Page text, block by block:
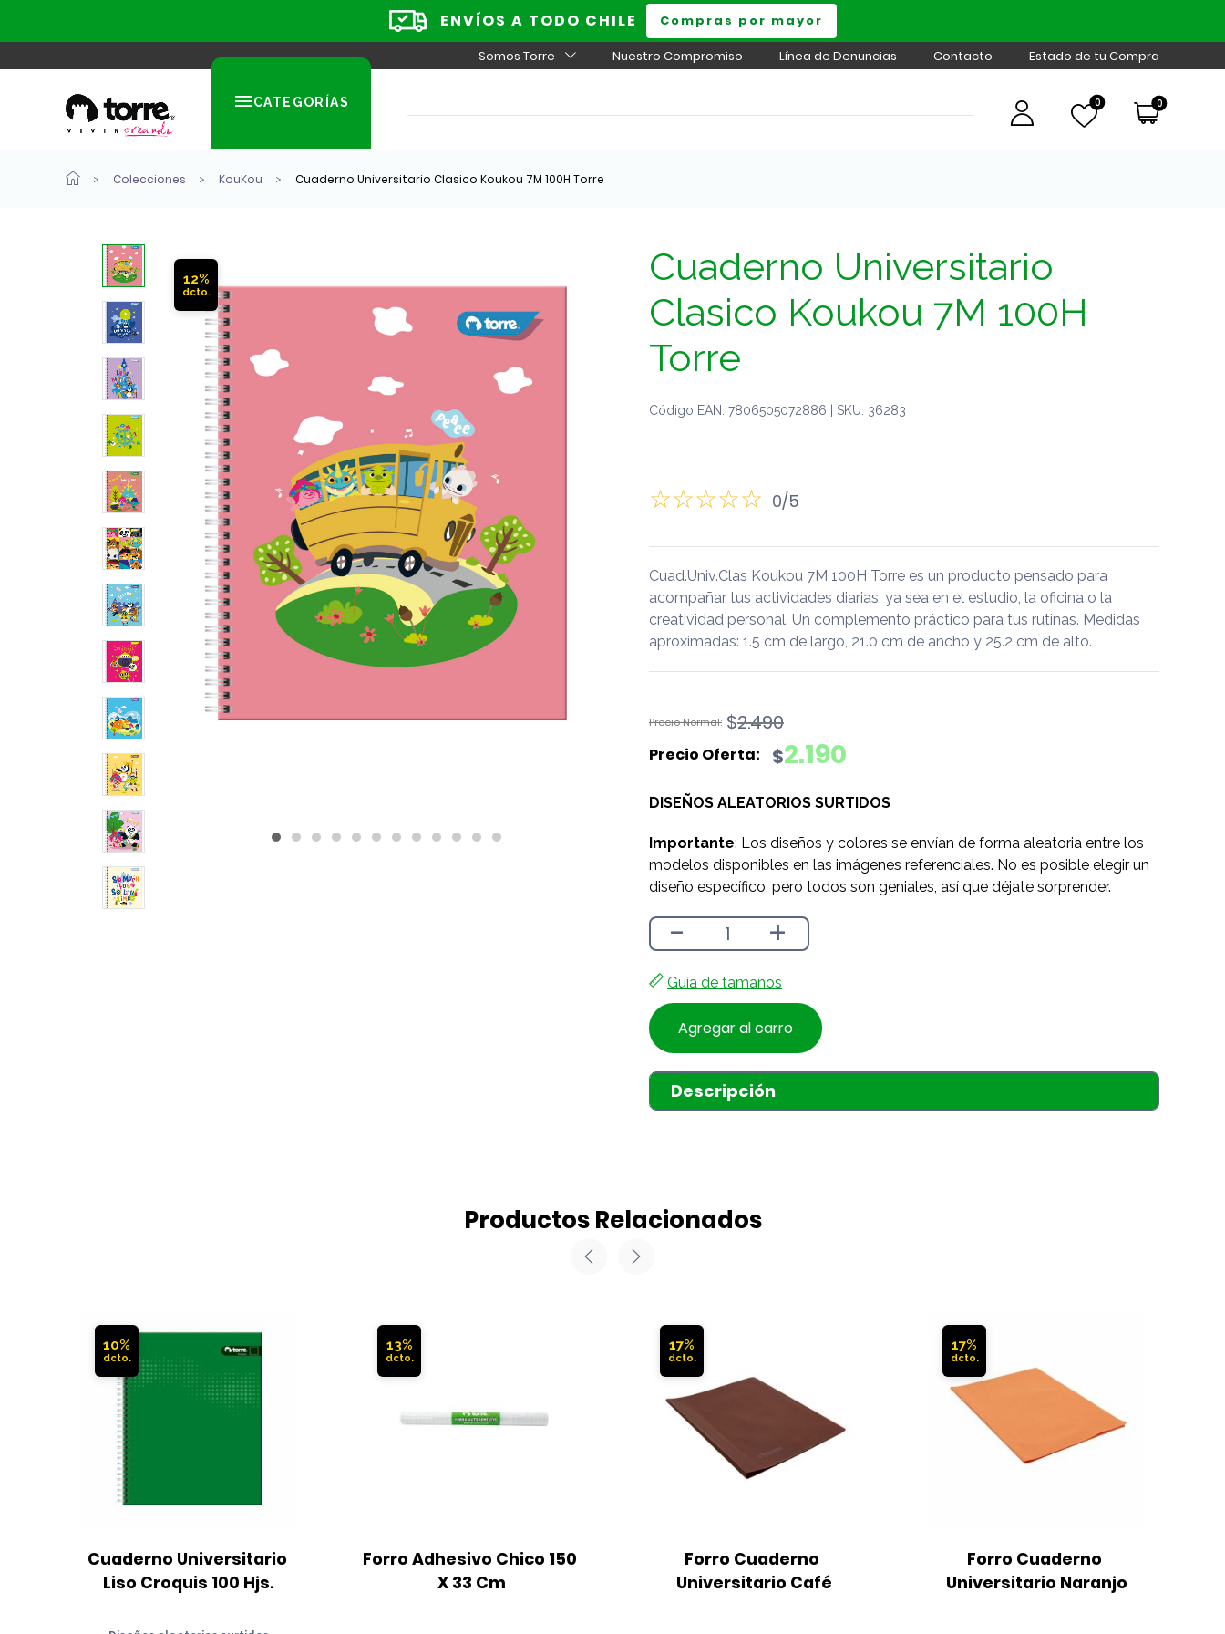
ENVÍOS A TODO CHILE Compras por mayor
Somos Torre Nuestro Compromiso Línea de Denuncias Contacto Estado de tu Compra
CATEGORÍAS 0 0
Colecciones KouKou Cuaderno Universitario Clasico Koukou 7M 100H Torre
12%
Cuaderno Universitario
Clasico Koukou 7M 100H
Torre
Código EAN: 7806505072886 | SKU: 36283
0/5
Cuad.Univ.Clas Koukou 7M 100H Torre es un producto pensado para
acompañar tus actividades diarias, ya sea en el estudio, la oficina o la
creatividad personal. Un complemento práctico para tus rutinas. Medidas
aproximadas: 1.5 cm de largo, 21.0 cm de ancho y 25.2 cm de alto.
$2.490
El
original
$2.490.
$2.190
El
actual
$2.190.
DISEÑOS ALEATORIOS SURTIDOS
Importante: Los diseños y colores se envían de forma aleatoria entre los
modelos disponibles en las imágenes referenciales. No es posible elegir un
diseño específico, pero todos son geniales, así que déjate sorprender.
- +
Guía de tamaños
Agregar al carro
Descripción
Productos Relacionados
10%
Cuaderno Universitario
Liso Croquis 100 Hjs.
13%
Forro Adhesivo Chico 150
X 33 Cm
17%
Forro Cuaderno
Universitario Café
17%
Forro Cuaderno
Universitario Naranjo